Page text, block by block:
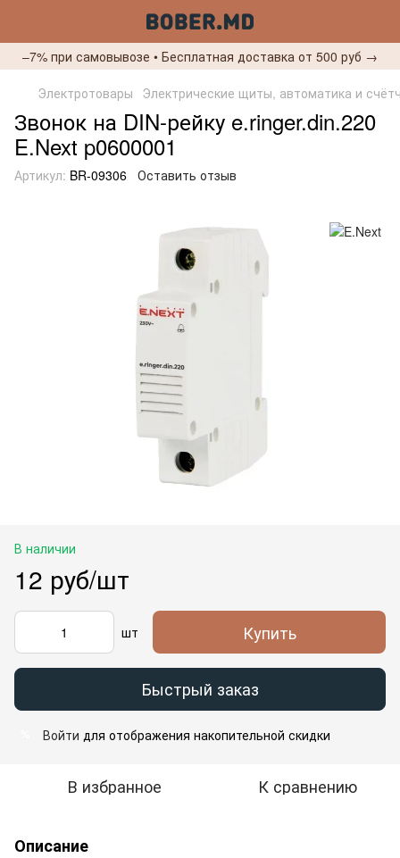
–7% при самовывозе • Бесплатная доставка от 500 руб →
Электротовары Электрические щиты, автоматика и
Звонок на DIN-рейку e.ringer.din.220
E.Next p0600001
Артикул: BR-09306 Оставить отзыв
В наличии
12 руб/шт
шт Купить
Быстрый заказ
Войти для отображения накопительной скидки
В избранное К сравнению
Описание